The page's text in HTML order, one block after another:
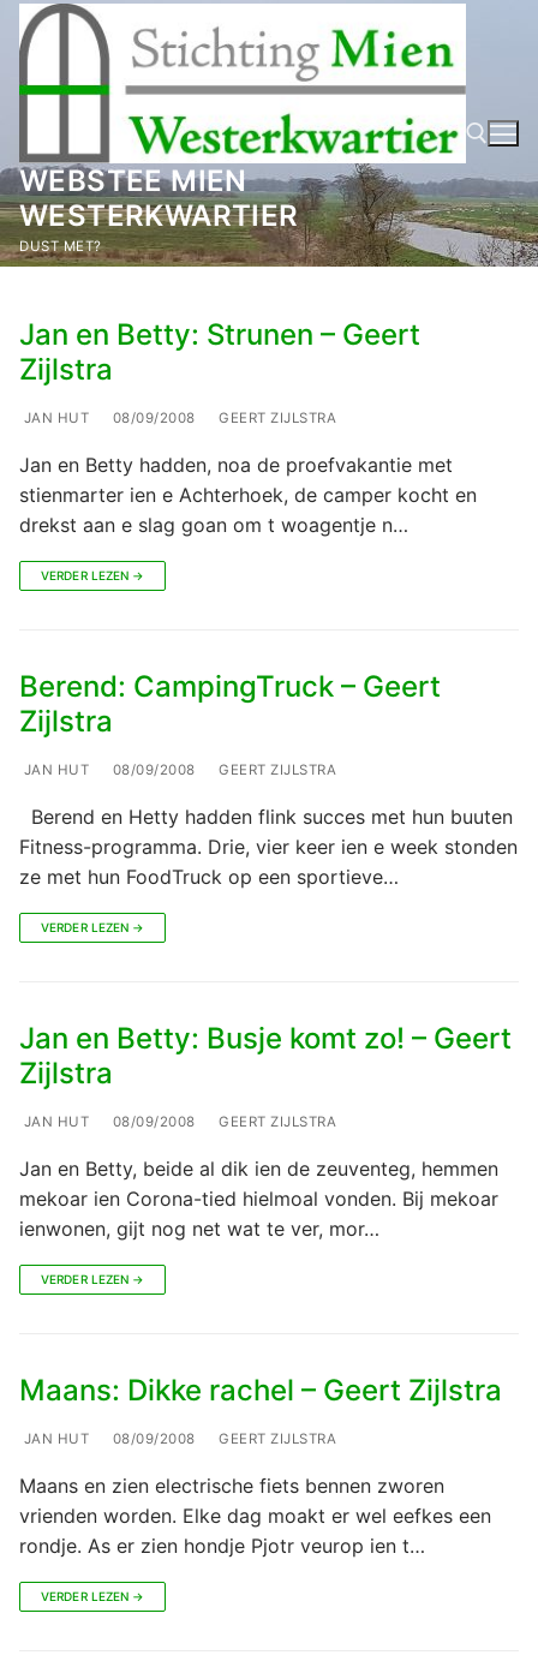
naar
inhoud
WEBSTEE MIEN
WESTERKWARTIER
DUST MET? Zoeken naar:
Jan en Betty: Strunen – Geert
Zijlstra
JAN HUT 08/09/2008 GEERT ZIJLSTRA
Jan en Betty hadden, noa de proefvakantie met
stienmarter ien e Achterhoek, de camper kocht en
drekst aan e slag goan om t woagentje n…
VERDER LEZEN →
Berend: CampingTruck – Geert
Zijlstra
JAN HUT 08/09/2008 GEERT ZIJLSTRA
Berend en Hetty hadden flink succes met hun buuten
Fitness-programma. Drie, vier keer ien e week stonden
ze met hun FoodTruck op een sportieve…
VERDER LEZEN →
Jan en Betty: Busje komt zo! – Geert
Zijlstra
JAN HUT 08/09/2008 GEERT ZIJLSTRA
Jan en Betty, beide al dik ien de zeuventeg, hemmen
mekoar ien Corona-tied hielmoal vonden. Bij mekoar
ienwonen, gijt nog net wat te ver, mor…
VERDER LEZEN →
Maans: Dikke rachel – Geert Zijlstra
JAN HUT 08/09/2008 GEERT ZIJLSTRA
Maans en zien electrische fiets bennen zworen
vrienden worden. Elke dag moakt er wel eefkes een
rondje. As er zien hondje Pjotr veurop ien t…
VERDER LEZEN →